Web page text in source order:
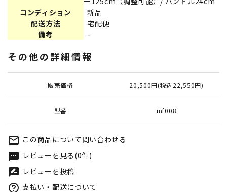
コンディション
新品
配送方法
宅配便
備考
-
その他の詳細情報
販売価格 20,500円(税込22,550円)
型番 mf008
mail_outline この商品について問い合わせる
textsms レビューを見る(0件)
rate_review レビューを投稿
help_outline 支払い・配送について